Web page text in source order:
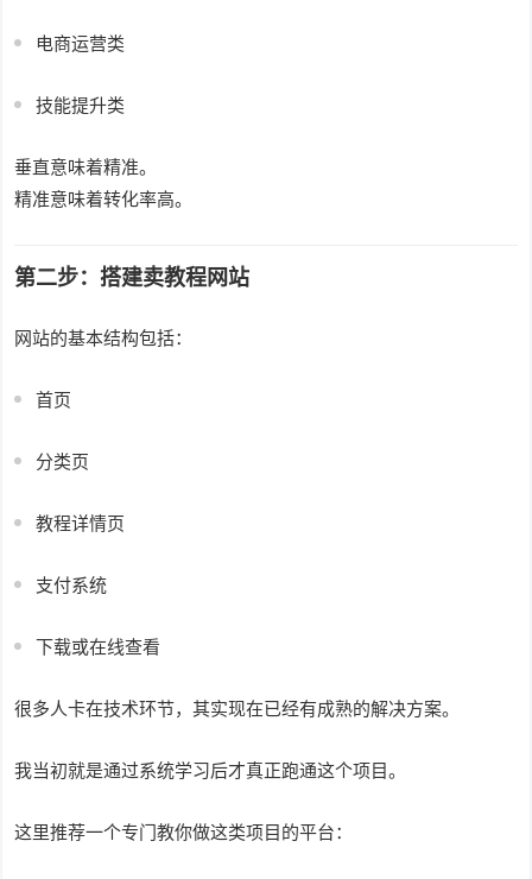
电商运营类
技能提升类
垂直意味着精准。
精准意味着转化率高。
第二步：搭建卖教程网站
网站的基本结构包括：
首页
分类页
教程详情页
支付系统
下载或在线查看
很多人卡在技术环节，其实现在已经有成熟的解决方案。
我当初就是通过系统学习后才真正跑通这个项目。
这里推荐一个专门教你做这类项目的平台：